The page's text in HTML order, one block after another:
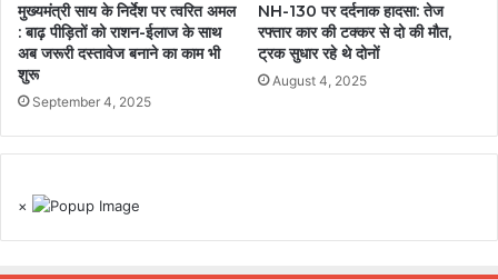
मुख्यमंत्री साय के निर्देश पर त्वरित अमल
: बाढ़ पीड़ितों को राशन-ईलाज के साथ
अब जरूरी दस्तावेज बनाने का काम भी
शुरू
September 4, 2025
NH-130 पर दर्दनाक हादसा: तेज
रफ्तार कार की टक्कर से दो की मौत,
ट्रक सुधार रहे थे दोनों
August 4, 2025
×